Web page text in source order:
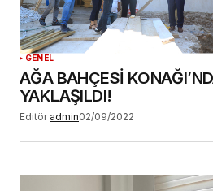
GENEL
AĞA BAHÇESİ
YAKLAŞILDI!
Editör admin02/09/2022